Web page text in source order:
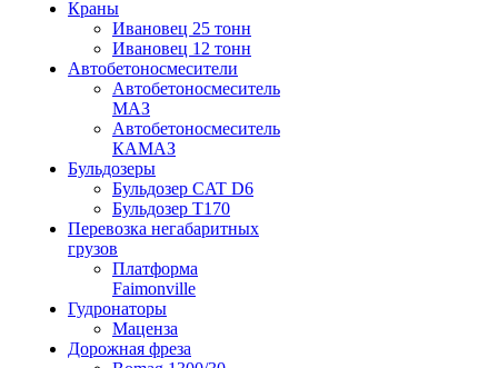
Краны
Ивановец 25 тонн
Ивановец 12 тонн
Автобетоносмесители
Автобетоносмеситель
МАЗ
Автобетоносмеситель
КАМАЗ
Бульдозеры
Бульдозер CAT D6
Бульдозер T170
Перевозка негабаритных
грузов
Платформа
Faimonville
Гудронаторы
Маценза
Дорожная фреза